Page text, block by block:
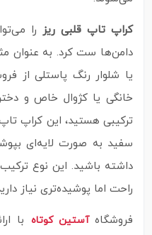
کراپ تاپ قلبی ریز را
دامن‌ها ست کرد. به عنوان
یا شلوار رنگ پاستلی از
خانگی یا کژوال خاص و
ترکیبی هستید، این کراپ
سفید به صورت لایه‌ای
داشته باشید. این نوع
راحت اما پوشیده‌تری نیاز
فروشگاهآستین کوتاه با